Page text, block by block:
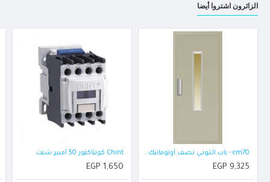
الزائرون اشتروا أيضا
cm70 - باب الـتـونــي نـصـف أوتوماتيك...
EGP 9,325
Chint كونتاكتور 50 أمبير شنت
EGP 1,650